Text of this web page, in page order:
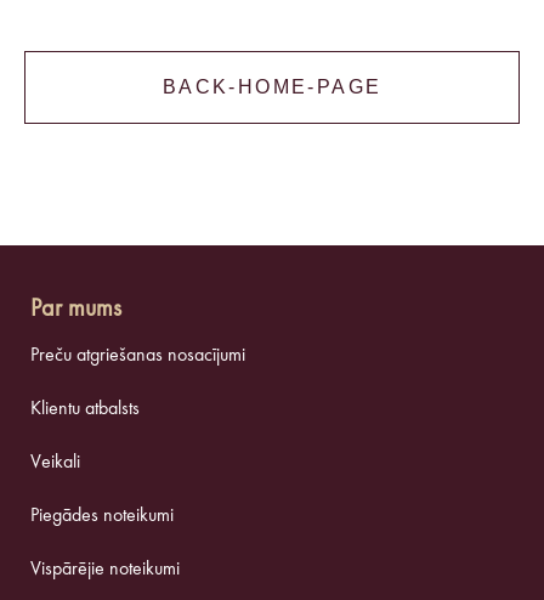
BACK-HOME-PAGE
Par mums
Preču atgriešanas nosacījumi
Klientu atbalsts
Veikali
Piegādes noteikumi
Vispārējie noteikumi